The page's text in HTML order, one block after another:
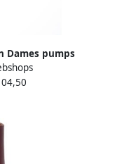
Dames pumps